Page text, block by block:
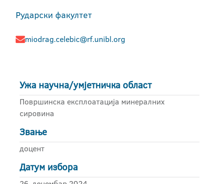
Рударски факултет
miodrag.celebic@rf.unibl.org
Ужа научна/умјетничка област
Површинска експлоатација минералних
сировина
Звање
доцент
Датум избора